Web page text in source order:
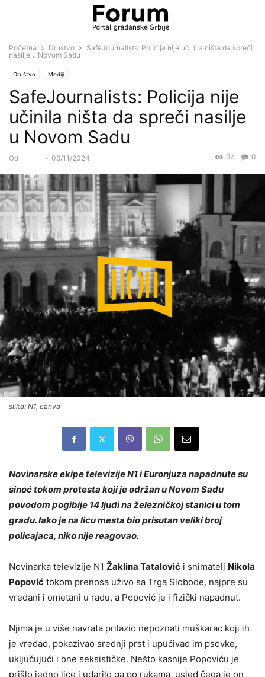
Početna Društvo
SafeJournalists: Policija nije učinila ništa da spreči
nasilje u Novom Sadu
Društvo Mediji
SafeJournalists: Policija nije
učinila ništa da spreči nasilje
u Novom Sadu
Od - 06/11/2024 0
34
slika: N1, canva
Novinarske ekipe televizije N1 i Euronjuza napadnute su
sinoć tokom protesta koji je održan u Novom Sadu
povodom pogibije 14 ljudi na železničkoj stanici u tom
gradu. Iako je na licu mesta bio prisutan veliki broj
policajaca, niko nije reagovao.
Novinarka televizije N1 Žaklina Tatalović i snimatelj Nikola
Popović tokom prenosa uživo sa Trga Slobode, najpre su
vređani i ometani u radu, a Popović je i fizički napadnut.
Njima je u više navrata prilazio nepoznati muškarac koji ih
je vređao, pokazivao srednji prst i upućivao im psovke,
uključujući i one seksističke. Nešto kasnije Popoviću je
prišlo jedno lice i udarilo ga po rukama, usled čega je on